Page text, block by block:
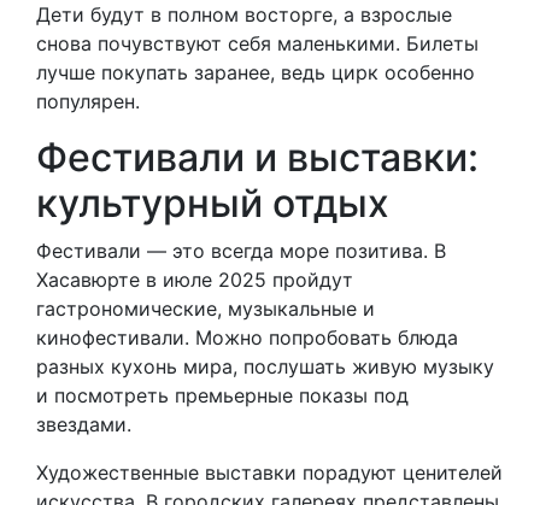
Дети будут в полном восторге, а взрослые
снова почувствуют себя маленькими. Билеты
лучше покупать заранее, ведь цирк особенно
популярен.
Фестивали и выставки:
культурный отдых
Фестивали — это всегда море позитива. В
Хасавюрте в июле 2025 пройдут
гастрономические, музыкальные и
кинофестивали. Можно попробовать блюда
разных кухонь мира, послушать живую музыку
и посмотреть премьерные показы под
звездами.
Художественные выставки порадуют ценителей